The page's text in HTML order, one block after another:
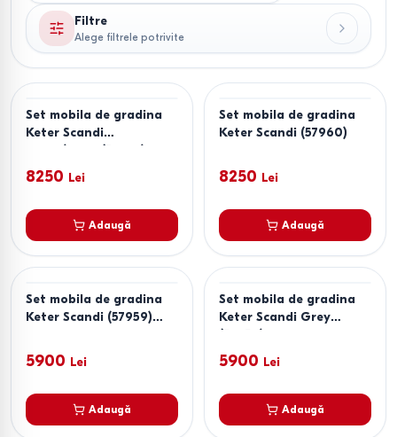
Filtre
Alege filtrele potrivite
Set mobila de gradina
Keter Scandi
Beige/Olive (57972)
8250 Lei
Adaugă
Set mobila de gradina
Keter Scandi (57960)
8250 Lei
Adaugă
Set mobila de gradina
Keter Scandi (57959)
5900 Lei
Adaugă
Set mobila de gradina
Keter Scandi Grey
(57958)
5900 Lei
Adaugă